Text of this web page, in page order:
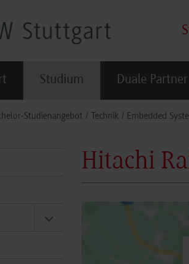
Studium Duale Partner
Studienangebot Technik Embedded
Hitachi